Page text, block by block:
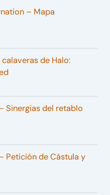
– Mapa
de Halo:
Sinergias del retablo
Petición de Cástula y